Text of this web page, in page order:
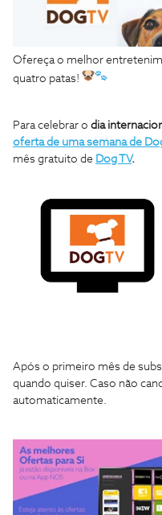
Ofereça o melhor
quatro patas!
Para celebrar o dia
oferta de uma semana de
mês gratuito de Dog TV.
Após o primeiro mês de
quando quiser. Caso não
automaticamente.